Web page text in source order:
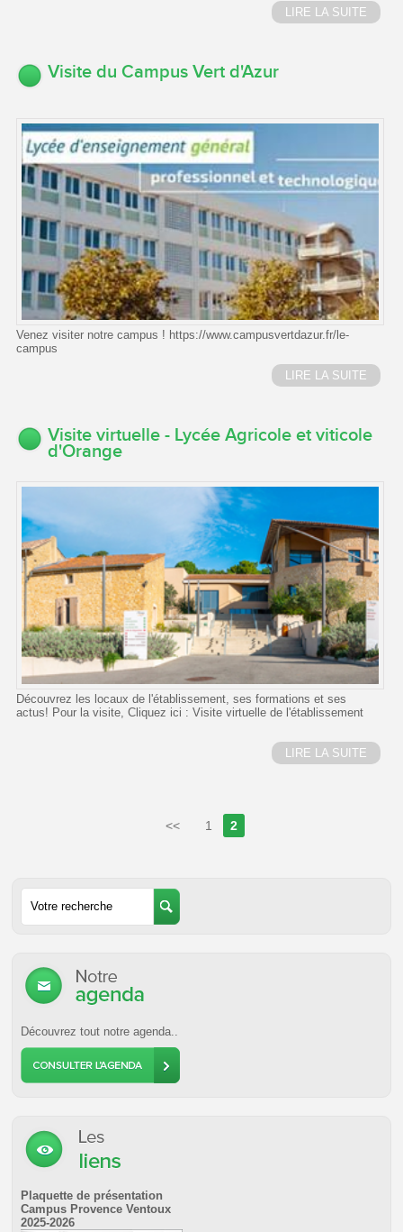
LIRE LA SUITE
Visite du Campus Vert d'Azur
Venez visiter notre campus ! https://www.campusvertdazur.fr/le-
campus
LIRE LA SUITE
Visite virtuelle - Lycée Agricole et viticole
d'Orange
Découvrez les locaux de l'établissement, ses formations et ses
actus! Pour la visite, Cliquez ici : Visite virtuelle de l'établissement
LIRE LA SUITE
<< 1 2
Découvrez tout notre agenda..
Plaquette de présentation
Campus Provence Ventoux
2025-2026